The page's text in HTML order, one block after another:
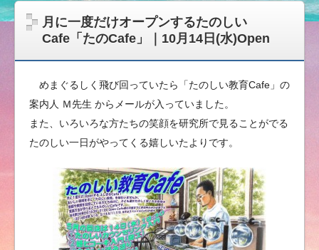
月に一度だけオープンするたのしい
Cafe「たのCafe」｜10月14日(水)Open
めまぐるしく飛び回っていたら「たのしい教育Cafe」の
案内人 Ｍ先生 からメールが入っていました。
また、いろいろな方たちの笑顔を研究所で見ることがでる
たのしい一日がやってくる嬉しいたよりです。